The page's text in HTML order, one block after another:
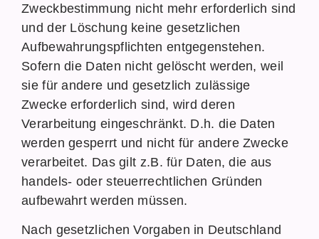
Zweckbestimmung nicht mehr erforderlich sind
und der Löschung keine gesetzlichen
Aufbewahrungspflichten entgegenstehen.
Sofern die Daten nicht gelöscht werden, weil
sie für andere und gesetzlich zulässige
Zwecke erforderlich sind, wird deren
Verarbeitung eingeschränkt. D.h. die Daten
werden gesperrt und nicht für andere Zwecke
verarbeitet. Das gilt z.B. für Daten, die aus
handels- oder steuerrechtlichen Gründen
aufbewahrt werden müssen.
Nach gesetzlichen Vorgaben in Deutschland